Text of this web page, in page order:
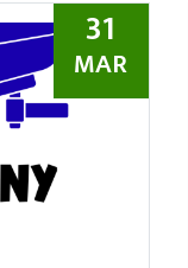
31
MAR